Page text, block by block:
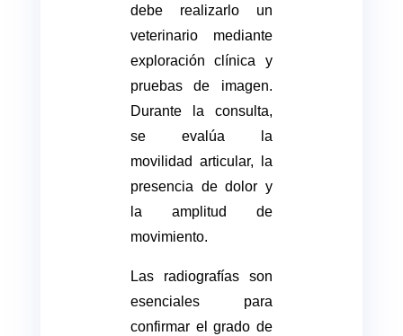
debe realizarlo un
veterinario mediante
exploración clínica y
pruebas de imagen.
Durante la consulta,
se evalúa la
movilidad articular, la
presencia de dolor y
la amplitud de
movimiento.
Las radiografías son
esenciales para
confirmar el grado de